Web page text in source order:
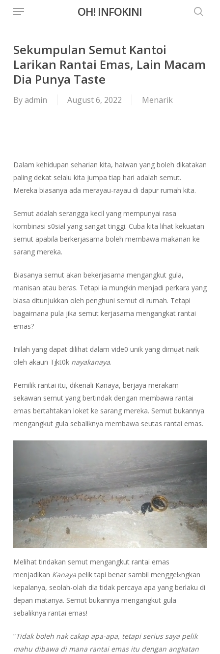
content
OH! INFOKINI
Menu
Sekumpulan Semut Kantoi
Larikan Rantai Emas, Lain Macam
Dia Punya Taste
Byadmin August 6, 2022 Menarik
Dalam kehidupan seharian kita, haiwan yang boleh dikatakan
paling dekat selalu kita jumpa tiap hari adalah semut.
Mereka biasanya ada merayau-rayau di dapur rumah kita.
Semut adalah serangga kecil yang mempunyai rasa
kombinasi s0sial yang sangat tinggi. Cuba kita lihat kekuatan
semut apabila berkerjasama boleh membawa makanan ke
sarang mereka.
Biasanya semut akan bekerjasama mengangkut gula,
manisan atau beras. Tetapi ia mungkin menjadi perkara yang
biasa ditunjukkan oleh penghuni semut di rumah. Tetapi
bagaimana pula jika semut kerjasama mengangkat rantai
emas?
Inilah yang dapat dilihat dalam vide0 unik yang dimṳat naik
oleh akaun Tḭkt0k nayakanaya.
Pemilik rantai itu, dikenali Kanaya, berjaya merakam
sekawan semut yang bertindak dengan membawa rantai
emas bertahtakan loket ke sarang mereka. Semut bukannya
mengangkut gula sebaliknya membawa seutas rantai emas.
Melihat tindakan semut mengangkut rantai emas
menjadikan Kanayapelik tapi benar sambil menggelɛngkan
kepalanya, seolah-olah dia tidak percaya apa yang berlaku di
depan matanya. Semut bukannya mengangkut gula
sebaliknya rantai emas!
“Tidak boleh nak cakap apa-apa, tetapi serius saya pelik
mahu dibawa di mana rantai emas itu dengan angkatan